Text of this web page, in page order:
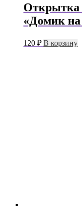
Открытка
«Домик на
120 ₽ В корзину